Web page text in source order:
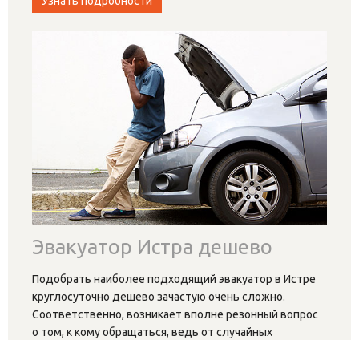
Эвакуатор Истра дешево
Подобрать наиболее подходящий эвакуатор в Истре
круглосуточно дешево зачастую очень сложно.
Соответственно, возникает вполне резонный вопрос
о том, к кому обращаться, ведь от случайных